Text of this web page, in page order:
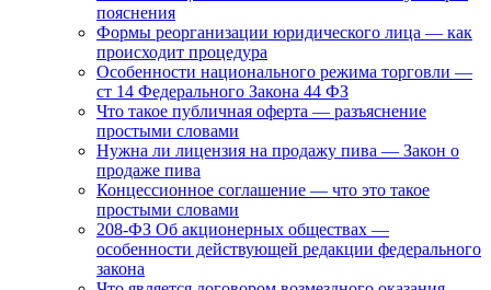
пояснения
Формы реорганизации юридического лица — как
происходит процедура
Особенности национального режима торговли —
ст 14 Федерального Закона 44 ФЗ
Что такое публичная оферта — разъяснение
простыми словами
Нужна ли лицензия на продажу пива — Закон о
продаже пива
Концессионное соглашение — что это такое
простыми словами
208-ФЗ Об акционерных обществах —
особенности действующей редакции федерального
закона